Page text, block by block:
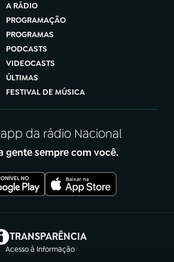
A RÁDIO
PROGRAMAÇÃO
PROGRAMAS
PODCASTS
VIDEOCASTS
ÚLTIMAS
FESTIVAL DE MÚSICA
da rádio Nacional
gente sempre com você.
TRANSPARÊNCIA
Acesso à Informação
(abre em nova aba)